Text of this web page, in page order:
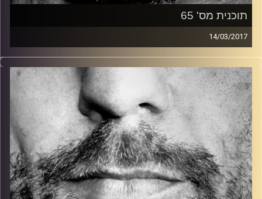
תוכנית מס' 65
14/03/2017
זיפים, מוזיקה מחוספסת של הופעות חיות. הרבה ג'אם, רוק,
בלוז, bluegrass, ג'אז, Fאנק, פרוגרסיב ואפילו אלקטרוניקה.
כל מה שחי, אמיתי ונושם.
עם שמוליק רגב.
קרדיט תמונות: David Goehring